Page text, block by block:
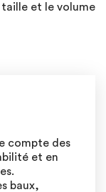
taille et le volume
compte des
et en
baux,